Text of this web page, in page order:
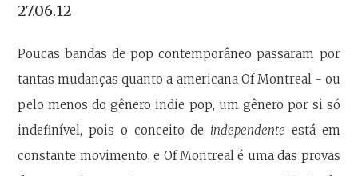
27.06.12
Poucas bandas de pop contemporâneo passaram por
tantas mudanças quanto a americana Of Montreal - ou
pelo menos do gênero indie pop, um gênero por si só
indefinível, pois o conceito de independente está em
constante movimento, e Of Montreal é uma das provas